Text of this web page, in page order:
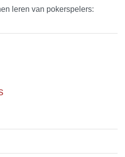
leren van pokerspelers: